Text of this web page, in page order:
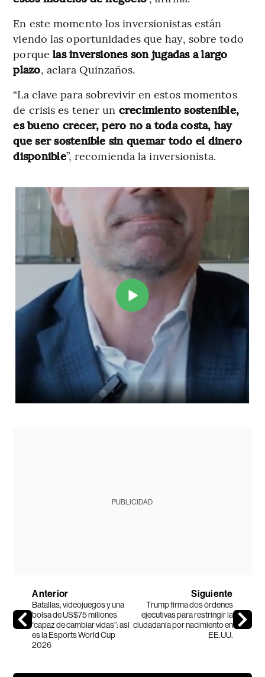
En este momento los inversionistas están
viendo las oportunidades que hay, sobre todo
porquelas inversiones son jugadas a largo
plazo, aclara Quinzaños.
“La clave para sobrevivir en estos momentos
de crisis es tener un crecimiento sostenible,
es bueno crecer, pero no a toda costa, hay
que ser sostenible sin quemar todo el dinero
disponible”, recomienda la inversionista.
PUBLICIDAD
Anterior
Batallas, videojuegos y una
bolsa de US$75 millones
“capaz de cambiar vidas”: así
es la Esports World Cup
2026
Siguiente
Trump firma dos órdenes
ejecutivas para restringir la
ciudadanía por nacimiento en
EE.UU.